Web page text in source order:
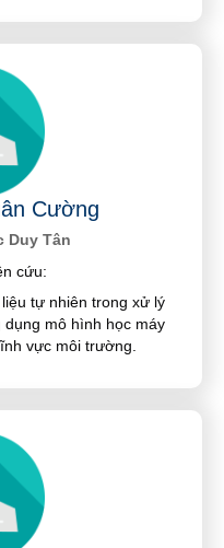
Cường
Duy Tân
cứu:
tự nhiên trong xử lý
mô hình học máy
vực môi trường.